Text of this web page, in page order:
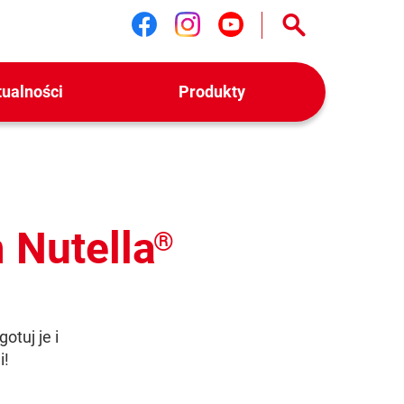
Śledź nas na facebook
Śledź nas na
Śledź nas na
Produkty
Nutella®
je i